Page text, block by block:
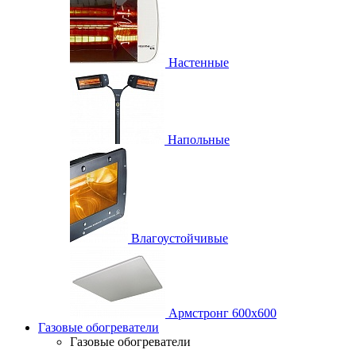
Настенные
Напольные
Влагоустойчивые
Армстронг 600х600
Газовые обогреватели
Газовые обогреватели